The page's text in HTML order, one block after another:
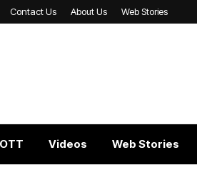
Contact Us About Us Web Stories
OTT Videos Web Stories